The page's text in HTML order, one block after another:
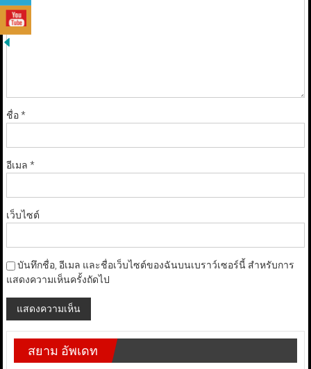
ชื่อ*
อีเมล *
เว็บไซต์
บันทึกชื่อ, อีเมล และชื่อเว็บไซต์ของฉันบนเบราว์เซอร์นี้ สำหรับการ
แสดงความเห็นครั้งถัดไป
สยาม อัพเดท